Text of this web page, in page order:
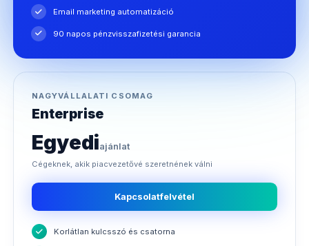
Email marketing automatizáció
90 napos pénzvisszafizetési garancia
NAGYVÁLLALATI CSOMAG
Enterprise
Egyediajánlat
Cégeknek, akik piacvezetővé szeretnének válni
Kapcsolatfelvétel
Korlátlan kulcsszó és csatorna